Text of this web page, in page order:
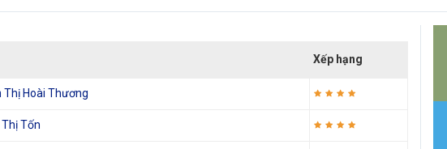
Xếp hạng
Thị Hoài Thương
Tốn